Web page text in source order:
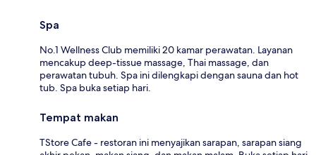
Spa
No.1 Wellness Club memiliki 20 kamar perawatan. Layanan
mencakup deep-tissue massage, Thai massage, dan
perawatan tubuh. Spa ini dilengkapi dengan sauna dan hot
tub. Spa buka setiap hari.
Tempat makan
TStore Cafe - restoran ini menyajikan sarapan, sarapan siang